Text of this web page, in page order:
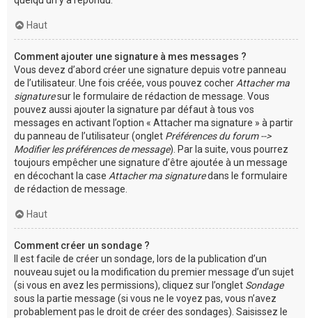
Haut
Comment ajouter une signature à mes messages ?
Vous devez d’abord créer une signature depuis votre panneau
de l’utilisateur. Une fois créée, vous pouvez cocher Attacher ma
signaturesur le formulaire de rédaction de message. Vous
pouvez aussi ajouter la signature par défaut à tous vos
messages en activant l’option « Attacher ma signature » à partir
du panneau de l’utilisateur (onglet Préférences du forum -->
Modifier les préférences de message). Par la suite, vous pourrez
toujours empêcher une signature d’être ajoutée à un message
en décochant la case Attacher ma signaturedans le formulaire
de rédaction de message.
Haut
Comment créer un sondage ?
Il est facile de créer un sondage, lors de la publication d’un
nouveau sujet ou la modification du premier message d’un sujet
(si vous en avez les permissions), cliquez sur l’onglet Sondage
sous la partie message (si vous ne le voyez pas, vous n’avez
probablement pas le droit de créer des sondages). Saisissez le